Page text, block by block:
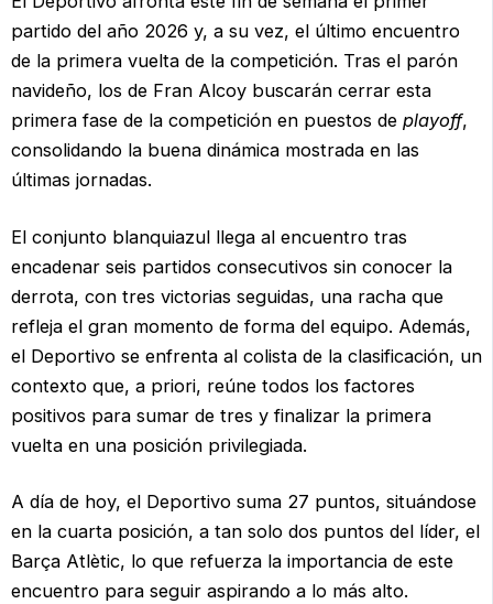
partido del año 2026 y, a su vez, el último encuentro
de la primera vuelta de la competición. Tras el parón
navideño, los de Fran Alcoy buscarán cerrar esta
primera fase de la competición en puestos de playoff,
consolidando la buena dinámica mostrada en las
últimas jornadas.
El conjunto blanquiazul llega al encuentro tras
encadenar seis partidos consecutivos sin conocer la
derrota, con tres victorias seguidas, una racha que
refleja el gran momento de forma del equipo. Además,
el Deportivo se enfrenta al colista de la clasificación, un
contexto que, a priori, reúne todos los factores
positivos para sumar de tres y finalizar la primera
vuelta en una posición privilegiada.
A día de hoy, el Deportivo suma 27 puntos, situándose
en la cuarta posición, a tan solo dos puntos del líder, el
Barça Atlètic, lo que refuerza la importancia de este
encuentro para seguir aspirando a lo más alto.